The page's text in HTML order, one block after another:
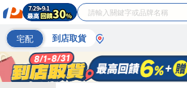
宅配 到店取貨